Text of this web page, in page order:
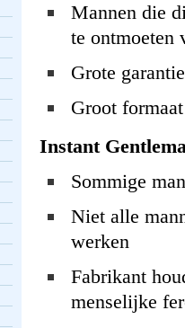
Mannen die
te ontmoeten
Grote garantie
Groot
Instant
Sommige
Niet alle
werken
Fabrikant
menselijke